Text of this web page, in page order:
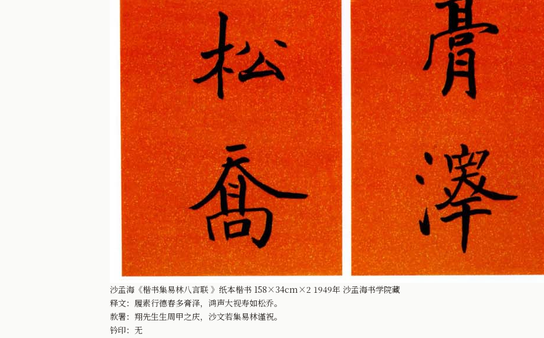
沙孟海《楷书集易林八言联 》纸本楷书 158×34cm×2 1949年 沙孟海书学院藏
释文：履素行德春多膏泽，鸿声大视寿如松乔。
款署：翔先生生周甲之庆，沙文若集易林谨祝。
钤印：无